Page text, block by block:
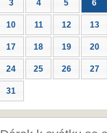
3 4 5 6
10 11 12 13
17 18 19 20
24 25 26 27
31